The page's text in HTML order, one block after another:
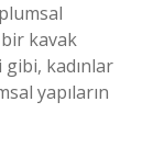
bir kavak
gibi, kadınlar
yapıların